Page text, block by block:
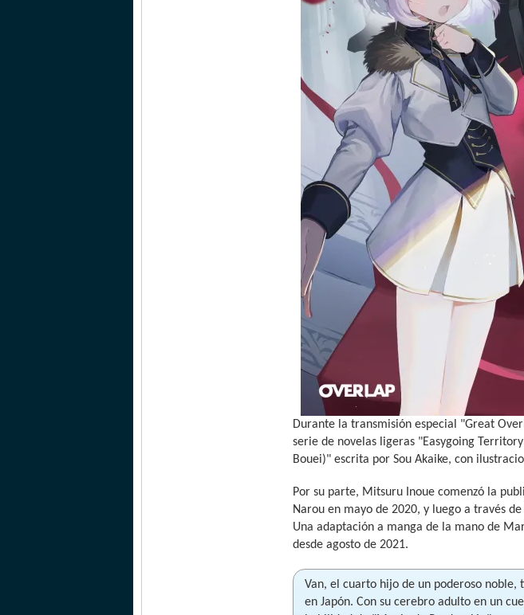
Durante la transmisión especial "Great
serie de novelas ligeras "Easygoing
Bouei)" escrita por Sou Akaike, con
Por su parte, Mitsuru Inoue comenzó la
Narou en mayo de 2020, y luego a través
Una adaptación a manga de la mano de
desde agosto de 2021.
Van, el cuarto hijo de un poderoso noble,
en Japón. Con su cerebro adulto en un